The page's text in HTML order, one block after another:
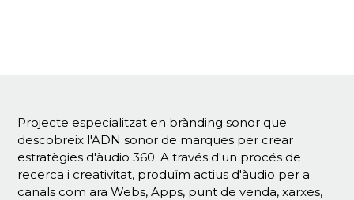
Projecte especialitzat en brànding sonor que
descobreix l'ADN sonor de marques per crear
estratègies d'àudio 360. A través d'un procés de
recerca i creativitat, produïm actius d'àudio per a
canals com ara Webs, Apps, punt de venda, xarxes,